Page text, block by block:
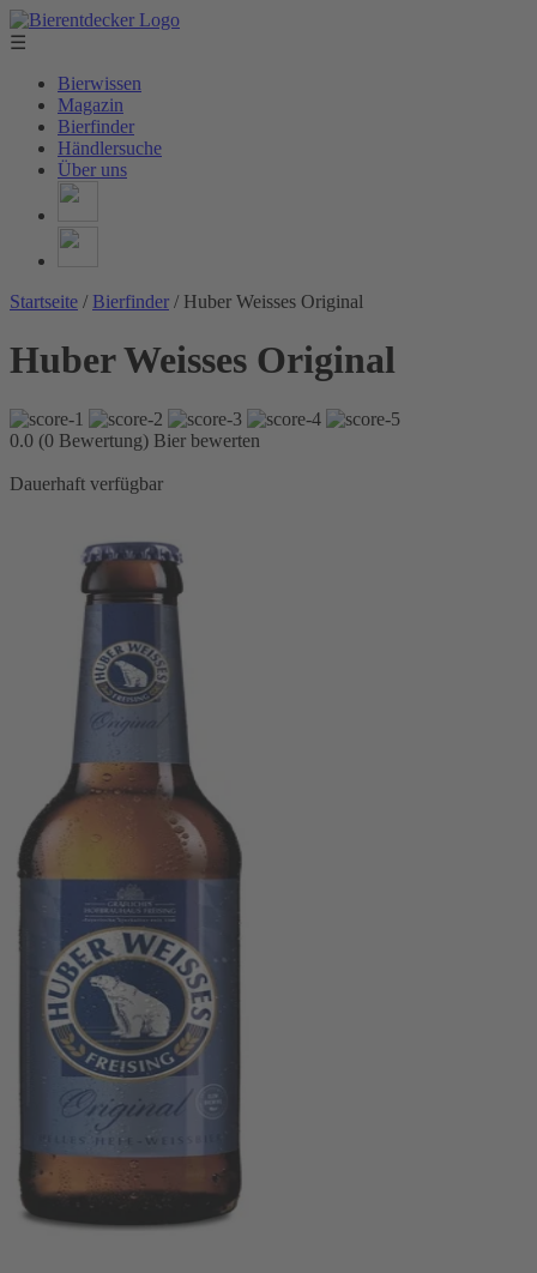
☰
Bierwissen
Magazin
Bierfinder
Händlersuche
Über uns
Startseite / Bierfinder / Huber Weisses Original
Huber Weisses Original
0.0 (0 Bewertung) Bier bewerten
Dauerhaft verfügbar